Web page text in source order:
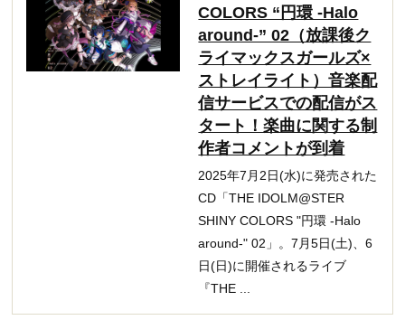
COLORS “円環 -Halo
around-” 02（放課後ク
ライマックスガールズ×
ストレイライト）音楽配
信サービスでの配信がス
タート！楽曲に関する制
作者コメントが到着
2025年7月2日(水)に発売された
CD「THE IDOLM@STER
SHINY COLORS "円環 -Halo
around-" 02」。7月5日(土)、6
日(日)に開催されるライブ
『THE ...